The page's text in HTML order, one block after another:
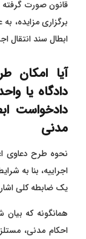
قانون صورت گرفته
برگزاری مزایده،
ابطال سند انتقال
آیا امکان
دادگاه یا
دادخواست
مدنی
نحوه طرح دعاوی
اجراییه، بنا به
یک ضابطه کلی
همانگونه که بیان
احکام مدنی،